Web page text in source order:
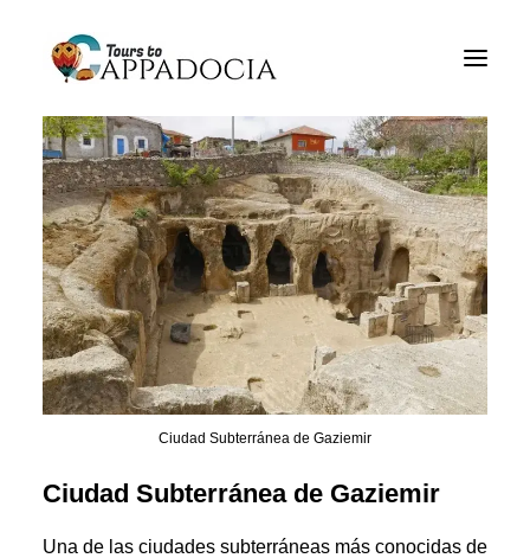
Tours de Cappadocia
Paquetes de Cappadocia
Cappadocia Tours de balón
Blogs
Sobre
Contacto
Ciudad Subterránea de Gaziemir
Ciudad Subterránea de Gaziemir
Una de las ciudades subterráneas más conocidas de